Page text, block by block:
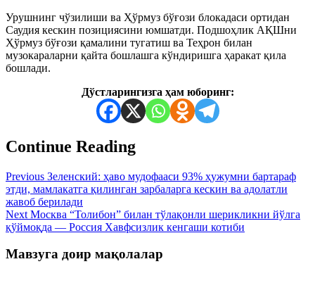
Урушнинг чўзилиши ва Ҳўрмуз бўғози блокадаси ортидан
Саудия кескин позициясини юмшатди. Подшоҳлик АҚШни
Ҳўрмуз бўғози қамалини тугатиш ва Теҳрон билан
музокараларни қайта бошлашга кўндиришга ҳаракат қила
бошлади.
Дўстларингизга ҳам юборинг:
Continue Reading
Previous Зеленский: ҳаво мудофааси 93% ҳужумни бартараф
этди, мамлакатга қилинган зарбаларга кескин ва адолатли
жавоб берилади
Next Москва “Толибон” билан тўлақонли шерикликни йўлга
қўймоқда — Россия Хавфсизлик кенгаши котиби
Мавзуга доир мақолалар